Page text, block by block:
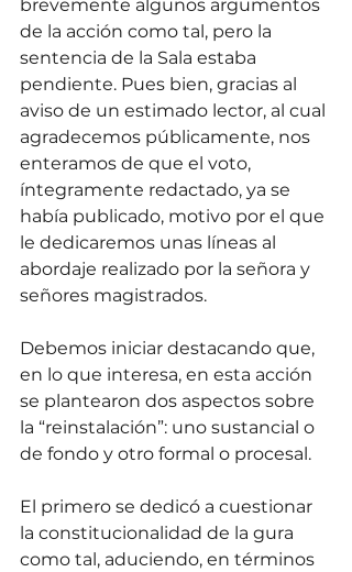
brevemente algunos argumentos
de la acción como tal, pero la
sentencia de la Sala estaba
pendiente. Pues bien, gracias al
aviso de un estimado lector, al cual
agradecemos públicamente, nos
enteramos de que el voto,
íntegramente redactado, ya se
había publicado, motivo por el que
le dedicaremos unas líneas al
abordaje realizado por la señora y
señores magistrados.
Debemos iniciar destacando que,
en lo que interesa, en esta acción
se plantearon dos aspectos sobre
la “reinstalación”: uno sustancial o
de fondo y otro formal o procesal.
El primero se dedicó a cuestionar
la constitucionalidad de la gura
como tal, aduciendo, en términos